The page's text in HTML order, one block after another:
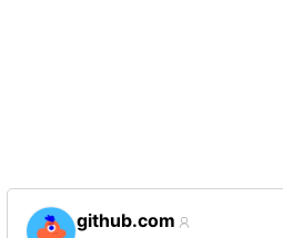
github.com